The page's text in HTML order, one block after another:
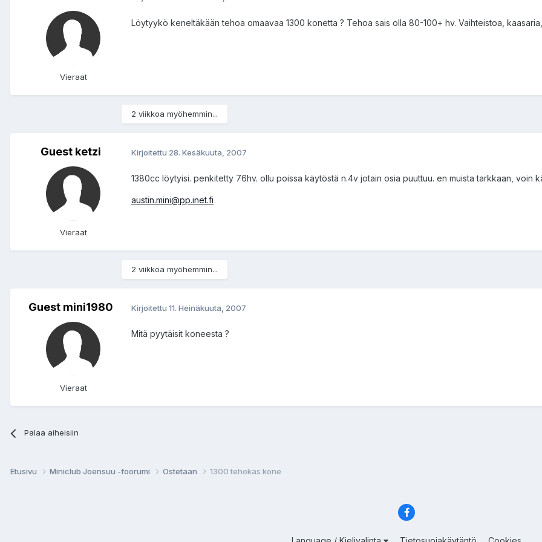
Vieraat
Löytyykö keneltäkään tehoa omaavaa 1300 konetta ? Tehoa sais olla 80-100+ hv. Vaihteistoa,
2 viikkoa myöhemmin...
Guest ketzi
Vieraat
Kirjoitettu 28. Kesäkuuta, 2007
1380cc löytyisi. penkitetty 76hv. ollu poissa käytöstä n.4v jotain osia puuttuu. en muista tarkkaan, voin
austin.mini@pp.inet.fi
2 viikkoa myöhemmin...
Guest mini1980
Vieraat
Kirjoitettu 11. Heinäkuuta, 2007
Mitä pyytäisit koneesta ?
Palaa aiheisiin
Etusivu Miniclub Joensuu -foorumi Ostetaan 1300 tehokas kone